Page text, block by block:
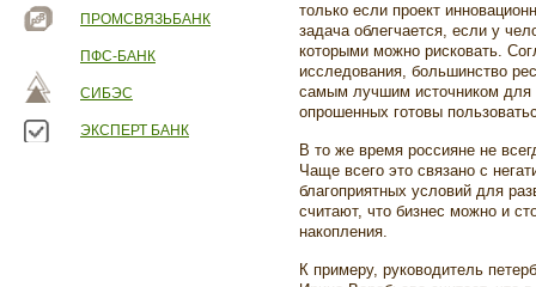
ПРОМСВЯЗЬБАНК
ПФС-БАНК
СИБЭС
ЭКСПЕРТ БАНК
только если проект
задача облегчается, если у
которыми можно рисковать.
исследования, большинство
самым лучшим источником для
опрошенных готовы
В то же время россияне не
Чаще всего это связано с
благоприятных условий для
считают, что бизнес можно и
накопления.
К примеру, руководитель